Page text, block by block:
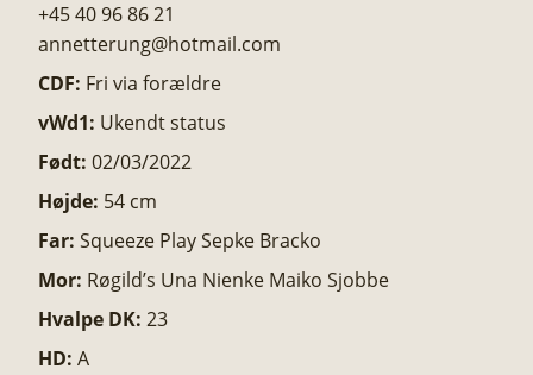
+45 40 96 86 21
annetterung@hotmail.com
CDF: Fri via forældre
vWd1: Ukendt status
Født: 02/03/2022
Højde: 54 cm
Far: Squeeze Play Sepke Bracko
Mor: Røgild’s Una Nienke Maiko Sjobbe
Hvalpe DK: 23
HD: A